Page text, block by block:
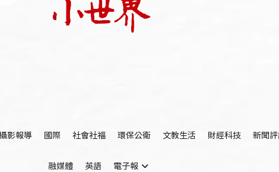
影報導 國際 社會社福 環保公衛 文教生活 財經科技 新聞
融媒體 英語 電子報